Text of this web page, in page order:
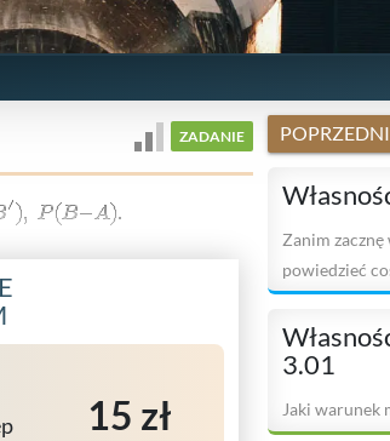
ZADANIE
15 zł
Zanim
powiedzieć
3.01
Jaki warunek